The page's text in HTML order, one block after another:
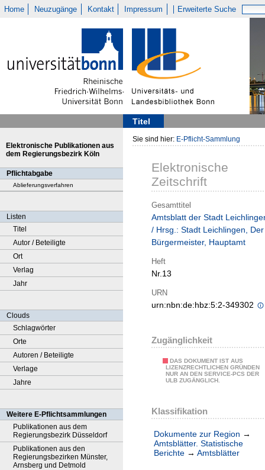
Home Neuzugänge Kontakt Impressum Erweiterte Suche
Titel
Elektronische Publikationen aus
dem Regierungsbezirk Köln
Pflichtabgabe
Ablieferungsverfahren
Listen
Titel
Autor / Beteiligte
Ort
Verlag
Jahr
Clouds
Schlagwörter
Orte
Autoren / Beteiligte
Verlage
Jahre
Weitere E-Pflichtsammlungen
Publikationen aus dem
Regierungsbezirk Düsseldorf
Publikationen aus den
Regierungsbezirken Münster,
Arnsberg und Detmold
Sie sind hier: E-Pflicht-Sammlung
Elektronische
Zeitschrift
Gesamttitel
Amtsblatt der Stadt
/ Hrsg.: Stadt Leichlingen, Der
Bürgermeister, Hauptamt
Heft
Nr.13
URN
urn:nbn:de:hbz:5:2-349302
Zugänglichkeit
DAS DOKUMENT IST AUS
LIZENZRECHTLICHEN GRÜNDEN
NUR AN DEN SERVICE-PCS DER
ULB ZUGÄNGLICH.
Klassifikation
Dokumente zur Region →
Amtsblätter. Statistische
Berichte → Amtsblätter